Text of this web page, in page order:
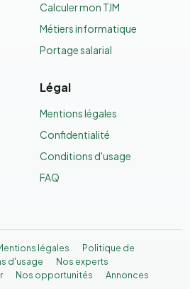
Calculer mon TJM
Métiers informatique
Portage salarial
Légal
Mentions légales
Confidentialité
Conditions d'usage
FAQ
légales
Politique de
d'usage
Nos experts
Nos opportunités
Annonces